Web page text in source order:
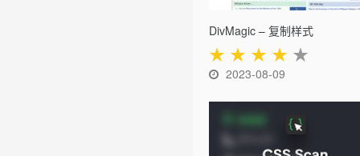
DivMagic – 复制样式
★ ★ ★ ★ ★
2023-08-09